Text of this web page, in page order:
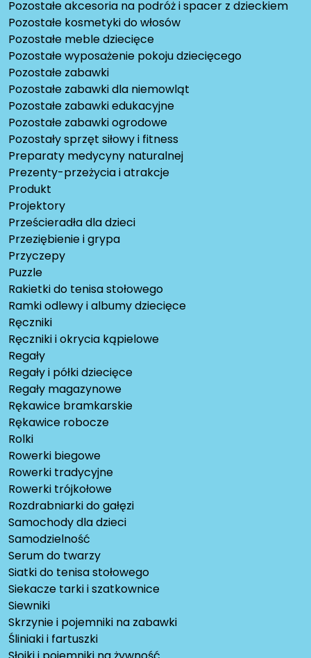
Pozostałe akcesoria na podróż i spacer z dzieckiem
Pozostałe kosmetyki do włosów
Pozostałe meble dziecięce
Pozostałe wyposażenie pokoju dziecięcego
Pozostałe zabawki
Pozostałe zabawki dla niemowląt
Pozostałe zabawki edukacyjne
Pozostałe zabawki ogrodowe
Pozostały sprzęt siłowy i fitness
Preparaty medycyny naturalnej
Prezenty-przeżycia i atrakcje
Produkt
Projektory
Prześcieradła dla dzieci
Przeziębienie i grypa
Przyczepy
Puzzle
Rakietki do tenisa stołowego
Ramki odlewy i albumy dziecięce
Ręczniki
Ręczniki i okrycia kąpielowe
Regały
Regały i półki dziecięce
Regały magazynowe
Rękawice bramkarskie
Rękawice robocze
Rolki
Rowerki biegowe
Rowerki tradycyjne
Rowerki trójkołowe
Rozdrabniarki do gałęzi
Samochody dla dzieci
Samodzielność
Serum do twarzy
Siatki do tenisa stołowego
Siekacze tarki i szatkownice
Siewniki
Skrzynie i pojemniki na zabawki
Śliniaki i fartuszki